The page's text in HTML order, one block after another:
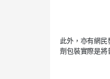
此外，亦有網民
劑包裝實際是將